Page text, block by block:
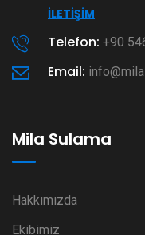
İLETIŞIM
Telefon: +90
Email:
Mila Sulama
Hakkımızda
Ekibimiz